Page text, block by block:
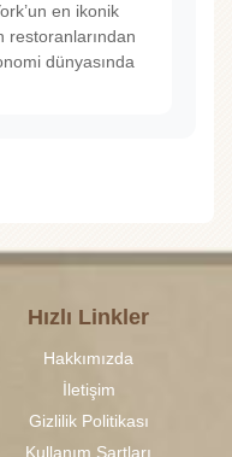
en ikonik
restoranlarından
dünyasında
Hızlı Linkler
Hakkımızda
İletişim
Gizlilik Politikası
Kullanım Şartları